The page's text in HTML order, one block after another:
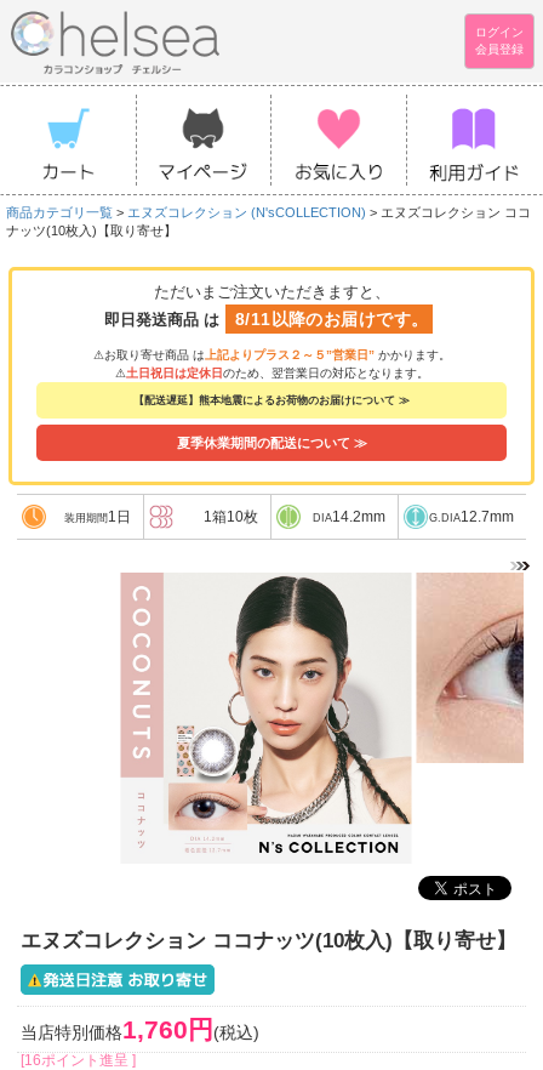
ログイン
会員登録
商品カテゴリ一覧 > エヌズコレクション (N'sCOLLECTION) > エヌズコレクション ココ
ナッツ(10枚入)【取り寄せ】
ただいまご注文いただきますと、
即日発送商品 は
8/11以降のお届けです。
⚠お取り寄せ商品 は 上記よりプラス２～５”営業日” かかります。
⚠土日祝日は定休日のため、翌営業日の対応となります。
【配送遅延】熊本地震によるお荷物のお届けについて ≫
夏季休業期間の配送について ≫
装用期間 1日 1箱10枚 DIA14.2mm G.DIA12.7mm
エヌズコレクション ココナッツ(10枚入)【取り寄せ】
当店特別価格1,760円 (税込)
[16ポイント進呈 ]